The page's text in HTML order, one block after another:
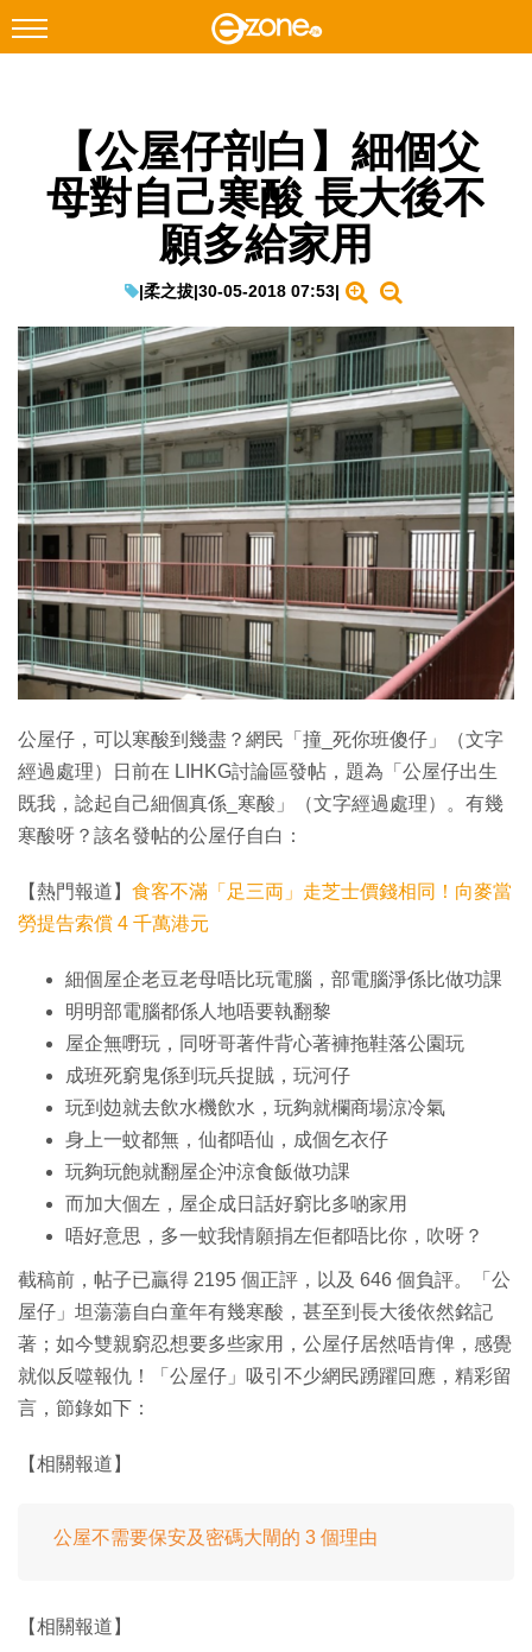
Facebook Instagram
科技焦點
教學評測
EduTech
IT Times
生成式AI與雲端應用
Enterprise Digital Transformation
特集
【公屋仔剖白】細個父
母對自己寒酸 長大後不
願多給家用
|柔之拔|30-05-2018 07:53|
公屋仔，可以寒酸到幾盡？網民「撞_死你班傻仔」（文字
經過處理）日前在 LIHKG討論區發帖，題為「公屋仔出生
既我，諗起自己細個真係_寒酸」（文字經過處理）。有幾
寒酸呀？該名發帖的公屋仔自白：
【熱門報道】 食客不滿「足三両」走芝士價錢相同！向麥當
勞提告索償 4 千萬港元
細個屋企老豆老母唔比玩電腦，部電腦淨係比做功課
明明部電腦都係人地唔要執翻黎
屋企無嘢玩，同呀哥著件背心著褲拖鞋落公園玩
成班死窮鬼係到玩兵捉賊，玩河仔
玩到攰就去飲水機飲水，玩夠就欄商場涼冷氣
身上一蚊都無，仙都唔仙，成個乞衣仔
玩夠玩飽就翻屋企沖涼食飯做功課
而加大個左，屋企成日話好窮比多啲家用
唔好意思，多一蚊我情願捐左佢都唔比你，吹呀？
截稿前，帖子已贏得 2195 個正評，以及 646 個負評。「公
屋仔」坦蕩蕩自白童年有幾寒酸，甚至到長大後依然銘記
著；如今雙親窮忍想要多些家用，公屋仔居然唔肯俾，感覺
就似反噬報仇！「公屋仔」吸引不少網民踴躍回應，精彩留
言，節錄如下：
【相關報道】
公屋不需要保安及密碼大閘的 3 個理由
【相關報道】